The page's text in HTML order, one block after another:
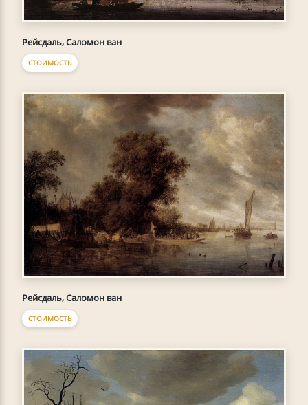
Рейсдаль, Саломон ван
СТОИМОСТЬ
Рейсдаль, Саломон ван
СТОИМОСТЬ